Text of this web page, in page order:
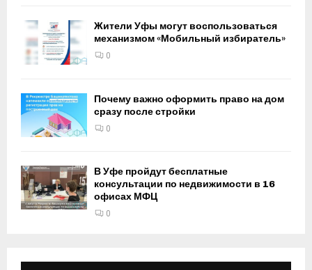
Жители Уфы могут воспользоваться
механизмом «Мобильный избиратель»
0
Почему важно оформить право на дом
сразу после стройки
0
В Уфе пройдут бесплатные
консультации по недвижимости в 16
офисах МФЦ
0